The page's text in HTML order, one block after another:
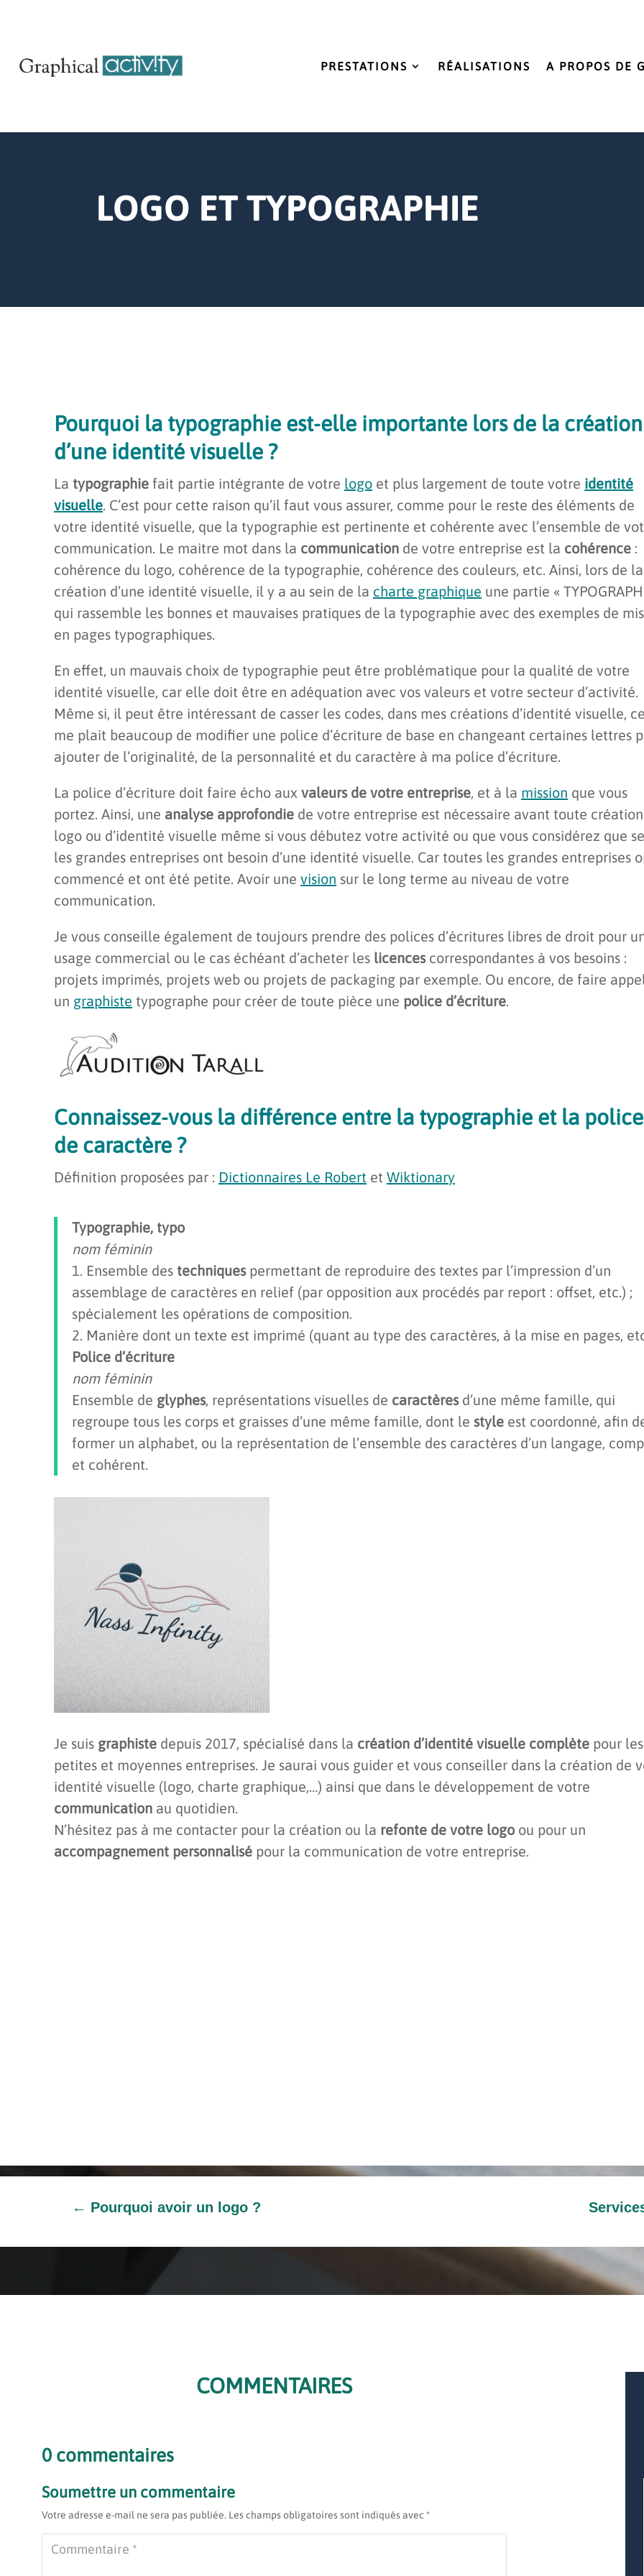
PRESTATIONS RÉALISATIONS A PROPOS DE
LOGO ET TYPOGRAPHIE
Pourquoi la typographie est-elle importante lors de la création
d’une identité visuelle ?
La typographie fait partie intégrante de votre logo et plus largement de toute votre identité
visuelle. C’est pour cette raison qu’il faut vous assurer, comme pour le reste des éléments de
votre identité visuelle, que la typographie est pertinente et cohérente avec l’ensemble de
communication. Le maitre mot dans la communication de votre entreprise est la cohérence :
cohérence du logo, cohérence de la typographie, cohérence des couleurs, etc. Ainsi, lors de la
création d’une identité visuelle, il y a au sein de la charte graphique une partie «
qui rassemble les bonnes et mauvaises pratiques de la typographie avec des exemples de
en pages typographiques.
En effet, un mauvais choix de typographie peut être problématique pour la qualité de votre
identité visuelle, car elle doit être en adéquation avec vos valeurs et votre secteur d’activité.
Même si, il peut être intéressant de casser les codes, dans mes créations d’identité visuelle,
me plait beaucoup de modifier une police d’écriture de base en changeant certaines lettres
ajouter de l’originalité, de la personnalité et du caractère à ma police d’écriture.
La police d’écriture doit faire écho aux valeurs de votre entreprise, et à la mission que vous
portez. Ainsi, une analyse approfondie de votre entreprise est nécessaire avant toute
logo ou d’identité visuelle même si vous débutez votre activité ou que vous considérez que
les grandes entreprises ont besoin d’une identité visuelle. Car toutes les grandes entreprises
commencé et ont été petite. Avoir une vision sur le long terme au niveau de votre
communication.
Je vous conseille également de toujours prendre des polices d’écritures libres de droit pour
usage commercial ou le cas échéant d’acheter les licencescorrespondantes à vos besoins :
projets imprimés, projets web ou projets de packaging par exemple. Ou encore, de faire
un graphiste typographe pour créer de toute pièce une police d’écriture.
Connaissez-vous la différence entre la typographie et la police
de caractère ?
Définition proposées par : Dictionnaires Le Robert et Wiktionary
Typographie, typo
nom féminin
1. Ensemble des techniquespermettant de reproduire des textes par l’impression d’un
assemblage de caractères en relief (par opposition aux procédés par report : offset, etc.) ;
spécialement les opérations de composition.
2. Manière dont un texte est imprimé (quant au type des caractères, à la mise en pages,
Police d’écriture
nom féminin
Ensemble de glyphes, représentations visuelles de caractèresd’une même famille, qui
regroupe tous les corps et graisses d’une même famille, dont le style est coordonné, afin
former un alphabet, ou la représentation de l’ensemble des caractères d’un langage,
et cohérent.
Je suis graphiste depuis 2017, spécialisé dans la création d’identité visuelle complète pour les
petites et moyennes entreprises. Je saurai vous guider et vous conseiller dans la création de
identité visuelle (logo, charte graphique,…) ainsi que dans le développement de votre
communication au quotidien.
N’hésitez pas à me contacter pour la création ou la refonte de votre logo ou pour un
accompagnement personnalisé pour la communication de votre entreprise.
← Pourquoi avoir un logo ?
COMMENTAIRES
0 commentaires
Soumettre un commentaire
Votre adresse e-mail ne sera pas publiée. Les champs obligatoires sont indiqués avec *